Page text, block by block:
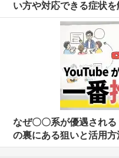
い方や対応できる症状を
なぜ〇〇系が優遇され
の裏にある狙いと活用方